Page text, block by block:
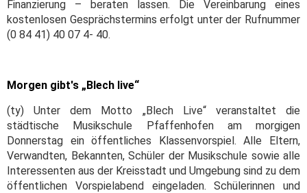
Finanzierung – beraten lassen. Die Vereinbarung eines
kostenlosen Gesprächstermins erfolgt unter der Rufnummer
(0 84 41) 40 07 4- 40.
Morgen gibt's „Blech live“
(ty) Unter dem Motto „Blech Live“ veranstaltet die
städtische Musikschule Pfaffenhofen am morgigen
Donnerstag ein öffentliches Klassenvorspiel. Alle Eltern,
Verwandten, Bekannten, Schüler der Musikschule sowie alle
Interessenten aus der Kreisstadt und Umgebung sind zu dem
öffentlichen Vorspielabend eingeladen. Schülerinnen und